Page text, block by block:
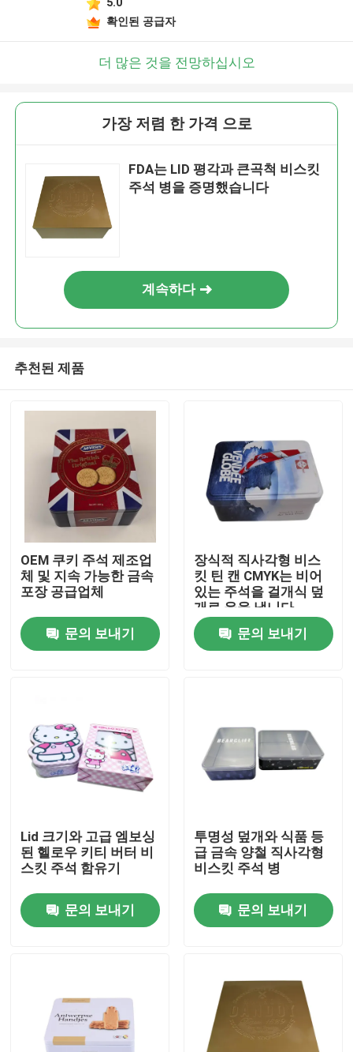
집
제품
우리 에 관한 것
품질 관리
저희와 연락
캔디 주석이 할 수 있습니다
확인된 공급자
더 많은 것을 전망하십시오
가장 저렴 한 가격 으로
FDA는 LID 평각과 큰곡척 비스킷
주석 병을 증명했습니다
계속하다
추천된 제품
OEM 쿠키 주석 제조업
체 및 지속 가능한 금속
포장 공급업체
문의 보내기
장식적 직사각형 비스
킷 틴 캔 CMYK는 비어
있는 주석을 걸개식 덮
개로 윤을 냅니다
문의 보내기
Lid 크기와 고급 엠보싱
된 헬로우 키티 버터 비
스킷 주석 함유기
문의 보내기
투명성 덮개와 식품 등
급 금속 양철 직사각형
비스킷 주석 병
문의 보내기